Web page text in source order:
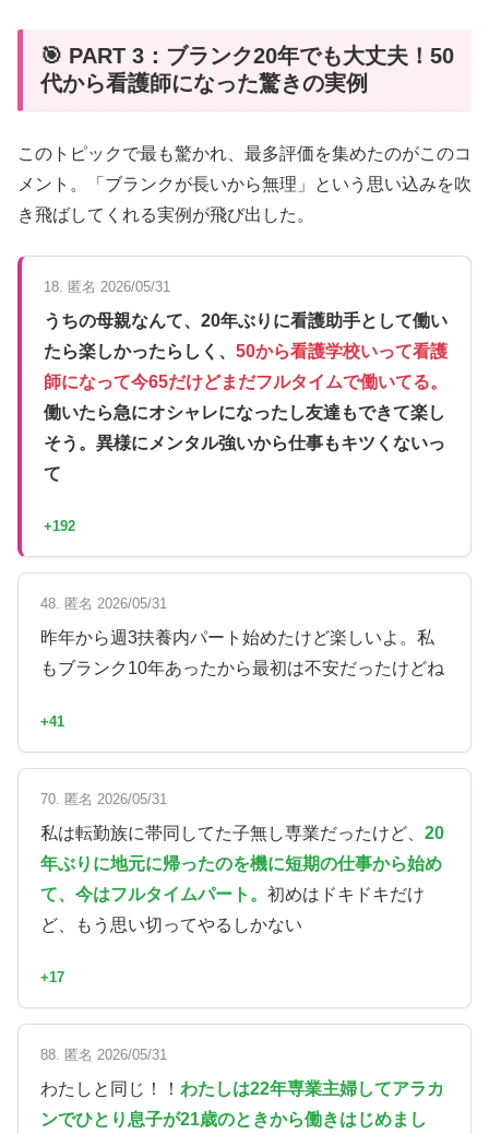
🎯 PART 3：ブランク20年でも大丈夫！50
代から看護師になった驚きの実例
このトピックで最も驚かれ、最多評価を集めたのがこのコ
メント。「ブランクが長いから無理」という思い込みを吹
き飛ばしてくれる実例が飛び出した。
18. 匿名 2026/05/31
うちの母親なんて、20年ぶりに看護助手として働い
たら楽しかったらしく、 50から看護学校いって看護
師になって今65だけどまだフルタイムで働いてる。
働いたら急にオシャレになったし友達もできて楽し
そう。異様にメンタル強いから仕事もキツくないっ
て
+192
48. 匿名 2026/05/31
昨年から週3扶養内パート始めたけど楽しいよ。私
もブランク10年あったから最初は不安だったけどね
+41
70. 匿名 2026/05/31
私は転勤族に帯同してた子無し専業だったけど、 20
年ぶりに地元に帰ったのを機に短期の仕事から始め
て、今はフルタイムパート。 初めはドキドキだけ
ど、もう思い切ってやるしかない
+17
88. 匿名 2026/05/31
わたしと同じ！！ わたしは22年専業主婦してアラカ
ンでひとり息子が21歳のときから働きはじめまし